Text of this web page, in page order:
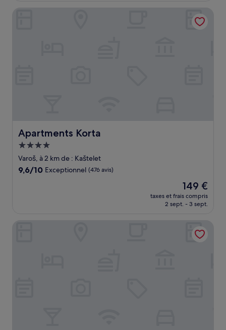
de
366 €
Apartments Korta
Apartments Korta
Hébergement
4.0 étoiles
Varoš, à 2 km de : Kaštelet
9.6
9,6/10 Exceptionnel (476 avis)
Le
nouveau
prix
de
149 €
149 €
taxes et frais compris
2 sept. - 3 sept.